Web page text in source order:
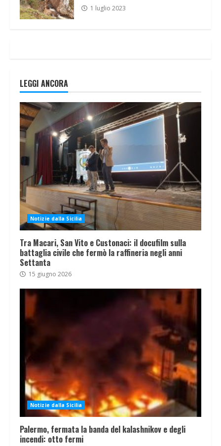
1 luglio 2023
LEGGI ANCORA
Notizie dalla Sicilia
Tra Macari, San Vito e Custonaci: il docufilm sulla
battaglia civile che fermò la raffineria negli anni
Settanta
15 giugno 2026
Notizie dalla Sicilia
Palermo, fermata la banda del kalashnikov e degli
incendi: otto fermi